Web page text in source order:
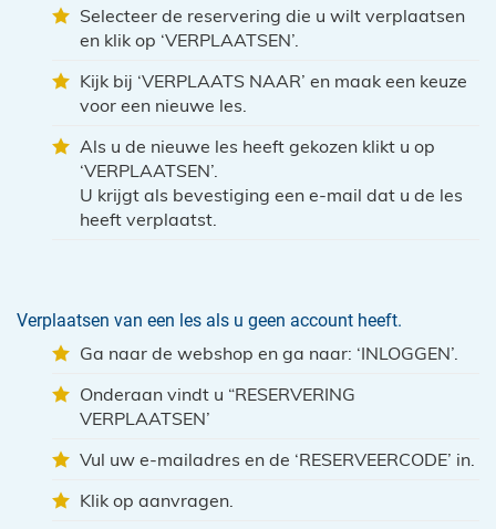
Selecteer de reservering die u wilt verplaatsen
en klik op ‘VERPLAATSEN’.
Kijk bij ‘VERPLAATS NAAR’ en maak een keuze
voor een nieuwe les.
Als u de nieuwe les heeft gekozen klikt u op
‘VERPLAATSEN’.
U krijgt als bevestiging een e-mail dat u de les
heeft verplaatst.
Verplaatsen van een les als u geen account heeft.
Ga naar de webshop en ga naar: ‘INLOGGEN’.
Onderaan vindt u “RESERVERING
VERPLAATSEN’
Vul uw e-mailadres en de ‘RESERVEERCODE’ in.
Klik op aanvragen.